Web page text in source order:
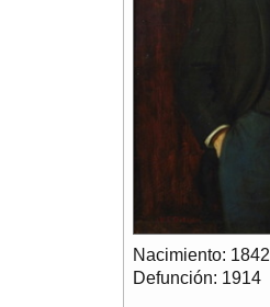
Nacimiento: 1842
Defunción: 1914